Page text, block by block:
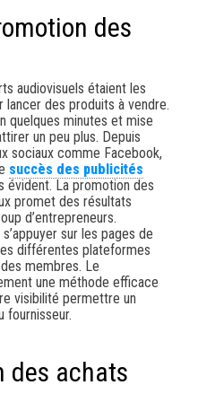
des
audiovisuels étaient les
lancer des produits à vendre.
quelques minutes et mise
un peu plus. Depuis
sociaux comme Facebook,
succès des publicités
évident. La promotion des
promet des résultats
d’entrepreneurs.
sur les pages de
différentes plateformes
membres. Le
une méthode efficace
visibilité permettre un
fournisseur.
des achats